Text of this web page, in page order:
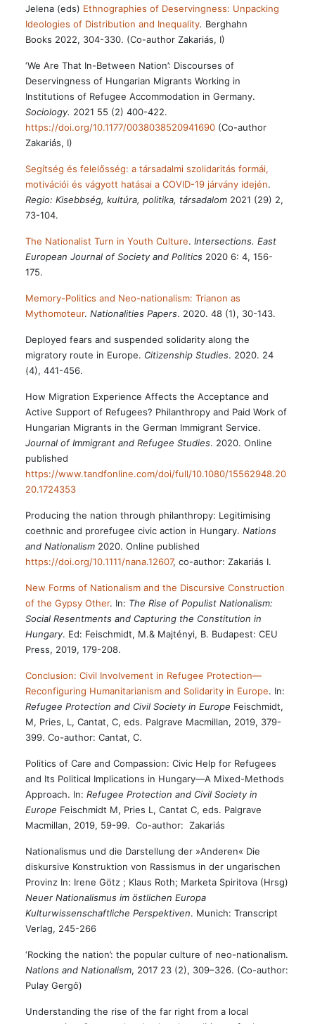
Jelena (eds) Ethnographies of Deservingness: Unpacking
Ideologies of Distribution and Inequality. Berghahn
Books 2022, 304-330. (Co-author Zakariás, I)
‘We Are That In-Between Nation’: Discourses of
Deservingness of Hungarian Migrants Working in
Institutions of Refugee Accommodation in Germany.
Sociology. 2021 55 (2) 400-422.
https://doi.org/10.1177/0038038520941690(Co-author
Zakariás, I)
Segítség és felelősség: a társadalmi szolidaritás formái,
motivációi és vágyott hatásai a COVID-19 járvány idején.
Regio: Kisebbség, kultúra, politika, társadalom2021 (29) 2,
73-104.
The Nationalist Turn in Youth Culture. Intersections. East
European Journal of Society and Politics2020 6: 4, 156-
175.
Memory-Politics and Neo-nationalism: Trianon as
Mythomoteur. Nationalities Papers. 2020. 48 (1), 30-143.
Deployed fears and suspended solidarity along the
migratory route in Europe. Citizenship Studies. 2020. 24
(4), 441-456.
How Migration Experience Affects the Acceptance and
Active Support of Refugees? Philanthropy and Paid Work of
Hungarian Migrants in the German Immigrant Service.
Journal of Immigrant and Refugee Studies. 2020. Online
published
https://www.tandfonline.com/doi/full/10.1080/15562948.20
20.1724353
Producing the nation through philanthropy: Legitimising
coethnic and prorefugee civic action in Hungary. Nations
and Nationalism2020. Online published
https://doi.org/10.1111/nana.12607, co-author: Zakariás I.
New Forms of Nationalism and the Discursive Construction
of the Gypsy Other. In: The Rise of Populist Nationalism:
Social Resentments and Capturing the Constitution in
Hungary. Ed: Feischmidt, M.& Majtényi, B. Budapest: CEU
Press, 2019, 179-208.
Conclusion: Civil Involvement in Refugee Protection—
Reconfiguring Humanitarianism and Solidarity in Europe. In:
Refugee Protection and Civil Society in Europe Feischmidt,
M, Pries, L, Cantat, C, eds. Palgrave Macmillan, 2019, 379-
399. Co-author: Cantat, C.
Politics of Care and Compassion: Civic Help for Refugees
and Its Political Implications in Hungary—A Mixed-Methods
Approach. In: Refugee Protection and Civil Society in
Europe Feischmidt M, Pries L, Cantat C, eds. Palgrave
Macmillan, 2019, 59-99. Co-author: Zakariás
Nationalismus und die Darstellung der »Anderen« Die
diskursive Konstruktion von Rassismus in der ungarischen
Provinz In: Irene Götz ; Klaus Roth; Marketa Spiritova (Hrsg)
Neuer Nationalismus im östlichen Europa
Kulturwissenschaftliche Perspektiven. Munich: Transcript
Verlag, 245-266
‘Rocking the nation’: the popular culture of neo-nationalism.
Nations and Nationalism, 2017 23 (2), 309–326. (Co-author:
Pulay Gergő)
Understanding the rise of the far right from a local